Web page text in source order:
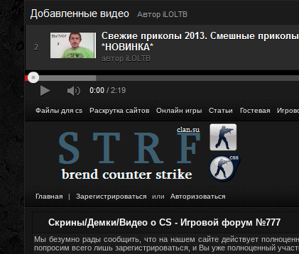
Файлы для cs Раскрутка сайтов Онлайн игры Статьи Гостевая
Главная | Зарегистрироваться или Авторизоваться
Скрины/Демки/Видео о CS - Игровой форум №777
Мы безумно рады сообщить, что на нашем сайте действует
попросим всего лишь зарегистрироваться, и Вы уже полноценный